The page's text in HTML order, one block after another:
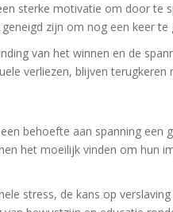
sterke motivatie om door te
zijn om nog een keer te
van het winnen en de
verliezen, blijven terugkeren
behoefte aan spanning een
het moeilijk vinden om hun
stress, de kans op